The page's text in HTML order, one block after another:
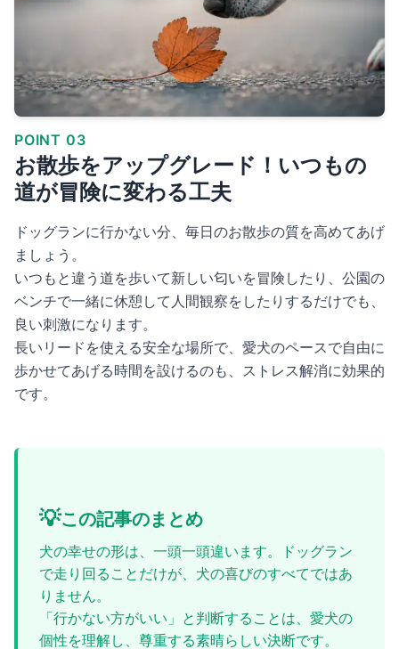
POINT 03
お散歩をアップグレード！いつもの
道が冒険に変わる工夫
ドッグランに行かない分、毎日のお散歩の質を高めてあげ
ましょう。
いつもと違う道を歩いて新しい匂いを冒険したり、公園の
ベンチで一緒に休憩して人間観察をしたりするだけでも、
良い刺激になります。
長いリードを使える安全な場所で、愛犬のペースで自由に
歩かせてあげる時間を設けるのも、ストレス解消に効果的
です。
💡この記事のまとめ
犬の幸せの形は、一頭一頭違います。ドッグラン
で走り回ることだけが、犬の喜びのすべてではあ
りません。
「行かない方がいい」と判断することは、愛犬の
個性を理解し、尊重する素晴らしい決断です。